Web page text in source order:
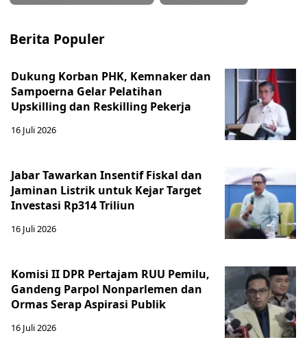
Berita Populer
Dukung Korban PHK, Kemnaker dan
Sampoerna Gelar Pelatihan
Upskilling dan Reskilling Pekerja
16 Juli 2026
Jabar Tawarkan Insentif Fiskal dan
Jaminan Listrik untuk Kejar Target
Investasi Rp314 Triliun
16 Juli 2026
Komisi II DPR Pertajam RUU Pemilu,
Gandeng Parpol Nonparlemen dan
Ormas Serap Aspirasi Publik
16 Juli 2026